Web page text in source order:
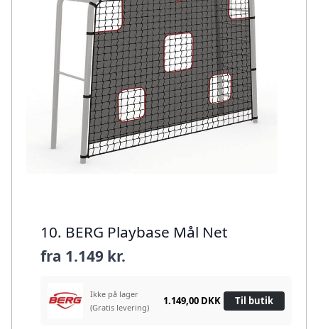
10. BERG Playbase Mål Net
fra 1.149 kr.
Ikke på lager
(Gratis levering)
1.149,00 DKK Til butik